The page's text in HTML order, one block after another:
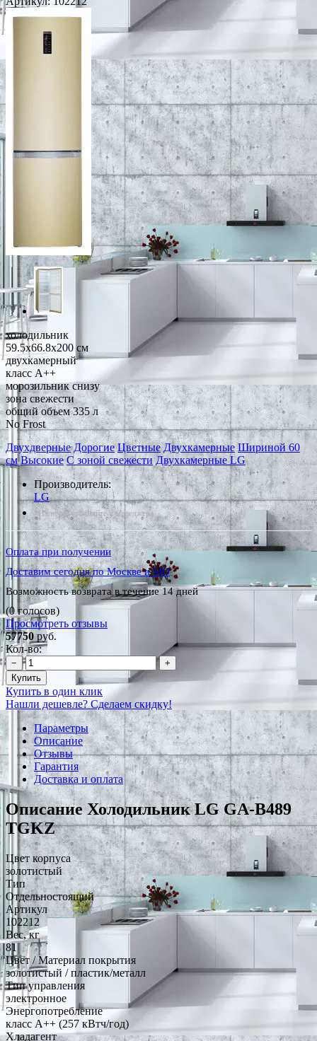
холодильник
59.5x66.8x200 см
двухкамерный
класс A++
морозильник снизу
зона свежести
общий объем 335 л
No Frost
Двухдверные Дорогие Цветные Двухкамерные Шириной 60
см Высокие С зоной свежести Двухкамерные LG
Производитель:
LG
*Наличие уточняйте у менеджера
Оплата при получении
Доставим сегодня по Москве и МО
Возможность возврата в течение 14 дней
(0 голосов)
Просмотреть отзывы
57750руб.
Кол-во:
−
+
Купить
Купить в один клик
Нашли дешевле? Сделаем скидку!
Параметры
Описание
Отзывы
Гарантия
Доставка и оплата
Описание Холодильник LG GA-B489
TGKZ
Цвет корпуса
золотистый
Тип
Отдельностоящий
Артикул
102212
Вес, кг
81
Цвет / Материал покрытия
золотистый / пластик/металл
Тип управления
электронное
Энергопотребление
класс A++ (257 кВтч/год)
Хладагент